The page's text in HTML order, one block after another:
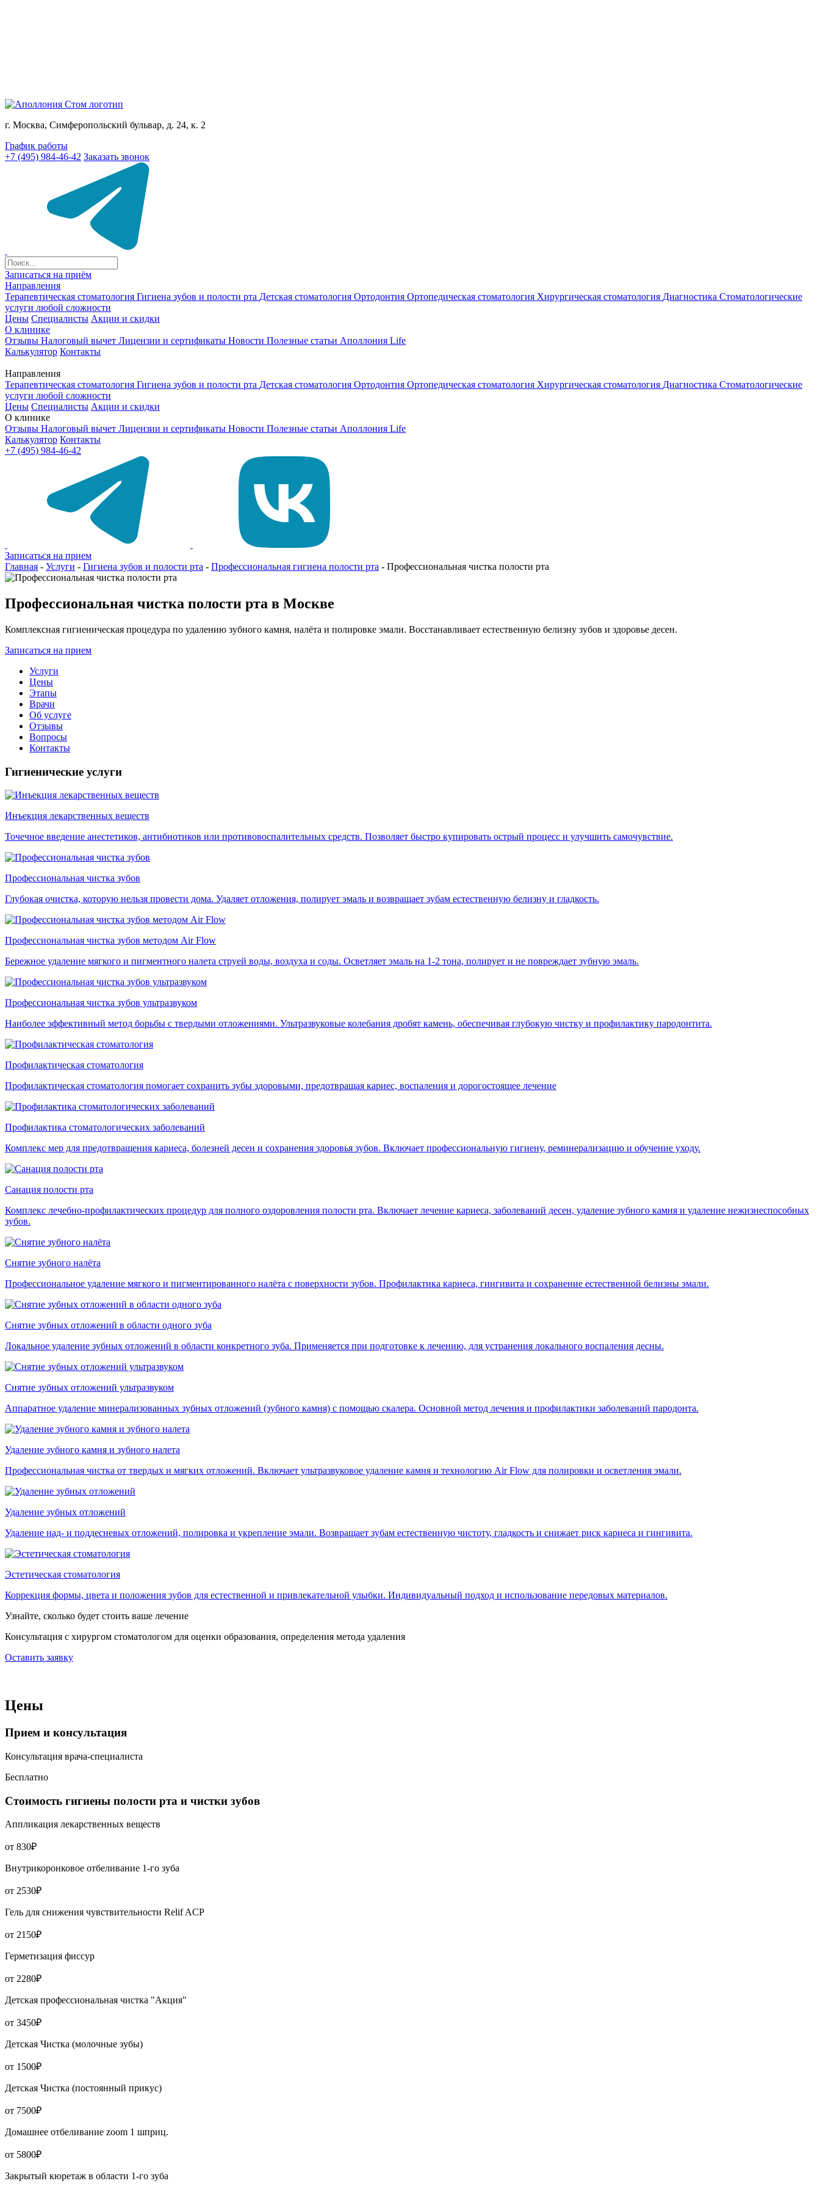
г. Москва, Симферопольский бульвар, д. 24, к. 2
График работы
+7 (495) 984-46-42 Заказать звонок
Записаться на приём
Направления
Терапевтическая стоматология Гигиена зубов и полости рта Детская стоматология Ортодонтия Ортопедическая стоматология Хирургическая стоматология Диагностика Стоматологические
услуги любой сложности
Цены Специалисты Акции и скидки
О клинике
Отзывы Налоговый вычет Лицензии и сертификаты Новости Полезные статьи Аполлония Life
Калькулятор Контакты
Направления
Терапевтическая стоматология Гигиена зубов и полости рта Детская стоматология Ортодонтия Ортопедическая стоматология Хирургическая стоматология Диагностика Стоматологические
услуги любой сложности
Цены Специалисты Акции и скидки
О клинике
Отзывы Налоговый вычет Лицензии и сертификаты Новости Полезные статьи Аполлония Life
Калькулятор Контакты
+7 (495) 984-46-42
Записаться на прием
Главная - Услуги - Гигиена зубов и полости рта - Профессиональная гигиена полости рта - Профессиональная чистка полости рта
Профессиональная чистка полости рта в Москве
Комплексная гигиеническая процедура по удалению зубного камня, налёта и полировке эмали. Восстанавливает естественную белизну зубов и здоровье десен.
Записаться на прием
Услуги
Цены
Этапы
Врачи
Об услуге
Отзывы
Вопросы
Контакты
Гигиенические услуги
Инъекция лекарственных веществ
Точечное введение анестетиков, антибиотиков или противовоспалительных средств. Позволяет быстро купировать острый процесс и улучшить самочувствие.
Профессиональная чистка зубов
Глубокая очистка, которую нельзя провести дома. Удаляет отложения, полирует эмаль и возвращает зубам естественную белизну и гладкость.
Профессиональная чистка зубов методом Air Flow
Бережное удаление мягкого и пигментного налета струей воды, воздуха и соды. Осветляет эмаль на 1-2 тона, полирует и не повреждает зубную эмаль.
Профессиональная чистка зубов ультразвуком
Наиболее эффективный метод борьбы с твердыми отложениями. Ультразвуковые колебания дробят камень, обеспечивая глубокую чистку и профилактику пародонтита.
Профилактическая стоматология
Профилактическая стоматология помогает сохранить зубы здоровыми, предотвращая кариес, воспаления и дорогостоящее лечение
Профилактика стоматологических заболеваний
Комплекс мер для предотвращения кариеса, болезней десен и сохранения здоровья зубов. Включает профессиональную гигиену, реминерализацию и обучение уходу.
Санация полости рта
Комплекс лечебно-профилактических процедур для полного оздоровления полости рта. Включает лечение кариеса, заболеваний десен, удаление зубного камня и удаление нежизнеспособных
зубов.
Снятие зубного налёта
Профессиональное удаление мягкого и пигментированного налёта с поверхности зубов. Профилактика кариеса, гингивита и сохранение естественной белизны эмали.
Снятие зубных отложений в области одного зуба
Локальное удаление зубных отложений в области конкретного зуба. Применяется при подготовке к лечению, для устранения локального воспаления десны.
Снятие зубных отложений ультразвуком
Аппаратное удаление минерализованных зубных отложений (зубного камня) с помощью скалера. Основной метод лечения и профилактики заболеваний пародонта.
Удаление зубного камня и зубного налета
Профессиональная чистка от твердых и мягких отложений. Включает ультразвуковое удаление камня и технологию Air Flow для полировки и осветления эмали.
Удаление зубных отложений
Удаление над- и поддесневых отложений, полировка и укрепление эмали. Возвращает зубам естественную чистоту, гладкость и снижает риск кариеса и гингивита.
Эстетическая стоматология
Коррекция формы, цвета и положения зубов для естественной и привлекательной улыбки. Индивидуальный подход и использование передовых материалов.
Узнайте, сколько будет стоить ваше лечение
Консультация с хирургом стоматологом для оценки образования, определения метода удаления
Оставить заявку
Цены
Прием и консультация
Консультация врача-специалиста
Бесплатно
Стоимость гигиены полости рта и чистки зубов
Аппликация лекарственных веществ
от 830₽
Внутрикоронковое отбеливание 1-го зуба
от 2530₽
Гель для снижения чувствительности Relif ACP
от 2150₽
Герметизация фиссур
от 2280₽
Детская профессиональная чистка "Акция"
от 3450₽
Детская Чистка (молочные зубы)
от 1500₽
Детская Чистка (постоянный прикус)
от 7500₽
Домашнее отбеливание zoom 1 шприц.
от 5800₽
Закрытый кюретаж в области 1-го зуба